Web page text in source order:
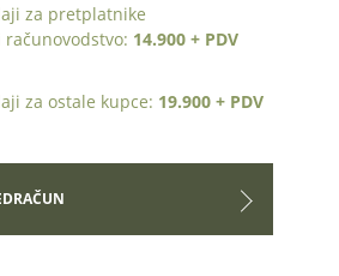
za pretplatnike
računovodstvo: 14.900 + PDV
za ostale kupce: 19.900 + PDV